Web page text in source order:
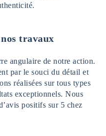
travaux
angulaire de notre action.
par le souci du détail et
réalisées sur tous types
exceptionnels. Nous
positifs sur 5 chez